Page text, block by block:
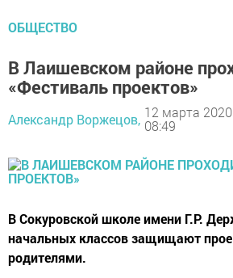
ОБЩЕСТВО
В Лаишевском районе
«Фестиваль проектов»
Александр Воржецов, 12 марта
08:49
В Сокуровской школе имени Г.Р.
начальных классов защищают
родителями.